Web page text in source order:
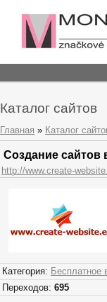
Каталог сайтов
Главная » Каталог
Создание сайтов
http://www.create-
Категория: Бесплатное
Переходов: 695